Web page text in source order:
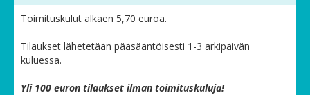
Toimituskulut alkaen 5,70 euroa.
Tilaukset lähetetään pääsääntöisesti 1-3 arkipäivän
kuluessa.
Yli 100 euron tilaukset ilman toimituskuluja!